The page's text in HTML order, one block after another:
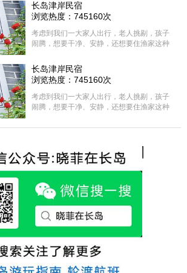
长岛津岸民宿
浏览热度：745160次
考虑到我们一大家人出行，老人挑剔，孩子
闹腾，想要干净、安静，还想要住渔家这种
选择津岸民宿，实际体验客房很干净，饭菜
方面家里老人也很满意，整体饭菜给搭配的
很好，每顿饭也不重样的，海鲜确实是非常
的新鲜呢，另外值得一提的是，他家的海菜
包子非常好吃。 其实长岛可选的酒店、民宿
各不相同，可以根据自己的喜好选择。非常
热情，能根据我提出的需求来安排房间，这
点很好。
长岛津岸民宿
浏览热度：745160次
考虑到我们一大家人出行，老人挑剔，孩子
闹腾，想要干净、安静，还想要住渔家这种
选择津岸民宿，实际体验客房很干净，饭菜
很好，每顿饭也不重样的，海鲜确实是非常
的新鲜呢，另外值得一提的是，他家的海菜
包子非常好吃。 其实长岛可选的酒店、民宿
各不相同，可以根据自己的喜好选择。非常
推荐津岸民宿，关键是老板娘晓菲很细心、
热情，能根据我提出的需求来安排房间，这
点很好。